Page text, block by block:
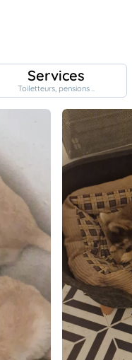
Services
Toiletteurs, pensions ..